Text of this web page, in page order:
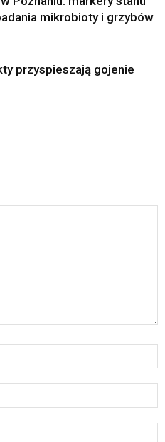
mikrobioty i grzybów
przyspieszają gojenie